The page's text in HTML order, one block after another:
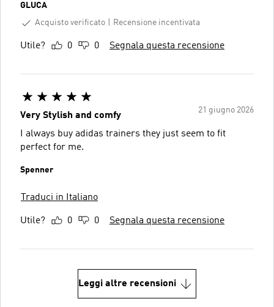
GLUCA
Acquisto verificato
Recensione incentivata
Utile? 0 0 Segnala questa recensione
21 giugno 2026
Very Stylish and comfy
I always buy adidas trainers they just seem to fit
perfect for me.
Spenner
Traduci in Italiano
Utile? 0 0 Segnala questa recensione
Leggi altre recensioni